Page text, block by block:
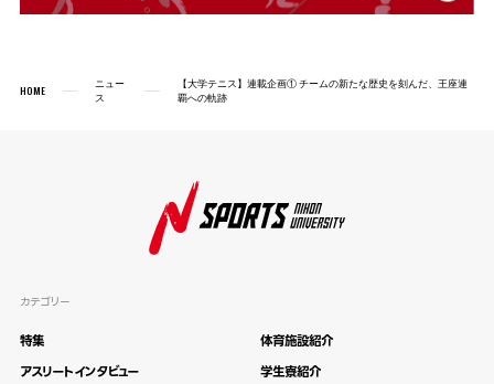
HOME
ニュー
ス
【大学テニス】連載企画① チームの新たな歴史を刻んだ、王座連
覇への軌跡
カテゴリー
特集
アスリートインタビュー
体育施設紹介
学生寮紹介